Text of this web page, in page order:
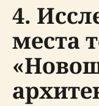
4.
места